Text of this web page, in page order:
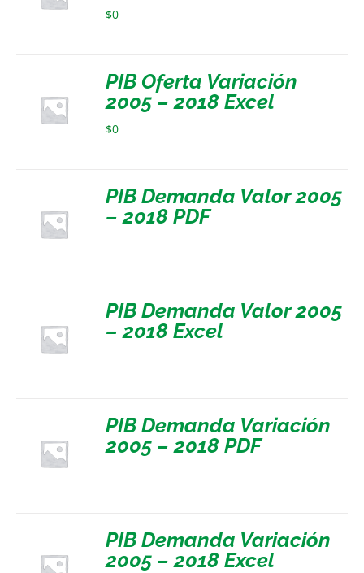
$0
PIB Oferta Variación
2005 – 2018 Excel
$0
PIB Demanda Valor 2005
– 2018 PDF
PIB Demanda Valor 2005
– 2018 Excel
PIB Demanda Variación
2005 – 2018 PDF
PIB Demanda Variación
2005 – 2018 Excel